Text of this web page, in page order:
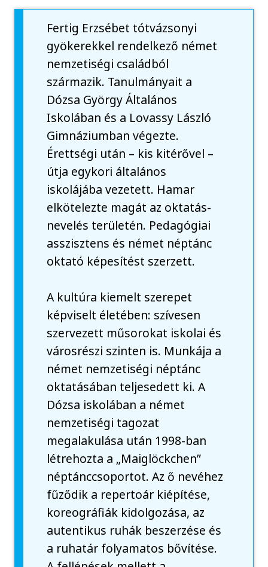
Fertig Erzsébet tótvázsonyi
gyökerekkel rendelkező német
nemzetiségi családból
származik. Tanulmányait a
Dózsa György Általános
Iskolában és a Lovassy László
Gimnáziumban végezte.
Érettségi után – kis kitérővel –
útja egykori általános
iskolájába vezetett. Hamar
elkötelezte magát az oktatás-
nevelés területén. Pedagógiai
asszisztens és német néptánc
oktató képesítést szerzett.
A kultúra kiemelt szerepet
képviselt életében: szívesen
szervezett műsorokat iskolai és
városrészi szinten is. Munkája a
német nemzetiségi néptánc
oktatásában teljesedett ki. A
Dózsa iskolában a német
nemzetiségi tagozat
megalakulása után 1998-ban
létrehozta a „Maiglöckchen”
néptánccsoportot. Az ő nevéhez
fűződik a repertoár kiépítése,
koreográfiák kidolgozása, az
autentikus ruhák beszerzése és
a ruhatár folyamatos bővítése.